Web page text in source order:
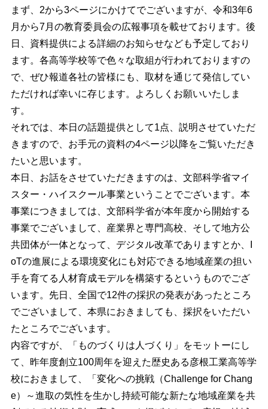
まず、2から3ページにかけてでございますが、令和3年6
月から7月の教育委員会の広報事項を載せております。後
日、資料提供による詳細のお知らせなども予定しており
ます。各高等学校等で色々な取組が行われておりますの
で、ぜひ報道各社の皆様にも、取材を通じて発信してい
ただければ幸いに存じます。よろしくお願いいたしま
す。
それでは、本日の話題提供として1点、説明させていただ
きますので、お手元の資料の4ページ以降をご覧いただき
たいと思います。
本日、お話をさせていただきますのは、文部科学省マイ
スター・ハイスクール事業ということでございます。本
事業につきましては、文部科学省が本年度から開始する
事業でございまして、産業界と専門高校、そして地方公
共団体が一体となって、デジタル改革でありますとか、I
oTの進展による環境変化にも対応できる地域産業の担い
手を育てる人材育成モデルを構築するというものでござ
います。先日、全国で12件の採択の発表があったところ
でございまして、本県におきましても、採択をいただい
たところでございます。
内容ですが、「ものづくりは人づくり」をモットーにし
て、昨年度創立100周年を迎えた歴史ある彦根工業高等学
校におきまして、「変化への挑戦（Challenge for Chang
e）～進取の気性を生かし持続可能な新たな地域産業を共